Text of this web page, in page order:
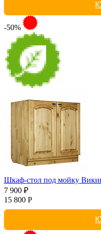
-50%
Шкаф-стол под мойку
7 900 ₽
15 800 Р